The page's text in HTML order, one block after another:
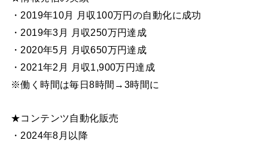
・2019年10月 月収100万円の自動化に成功
・2019年3月 月収250万円達成
・2020年5月 月収650万円達成
・2021年2月 月収1,900万円達成
※働く時間は毎日8時間→3時間に
★コンテンツ自動化販売
・2024年8月以降